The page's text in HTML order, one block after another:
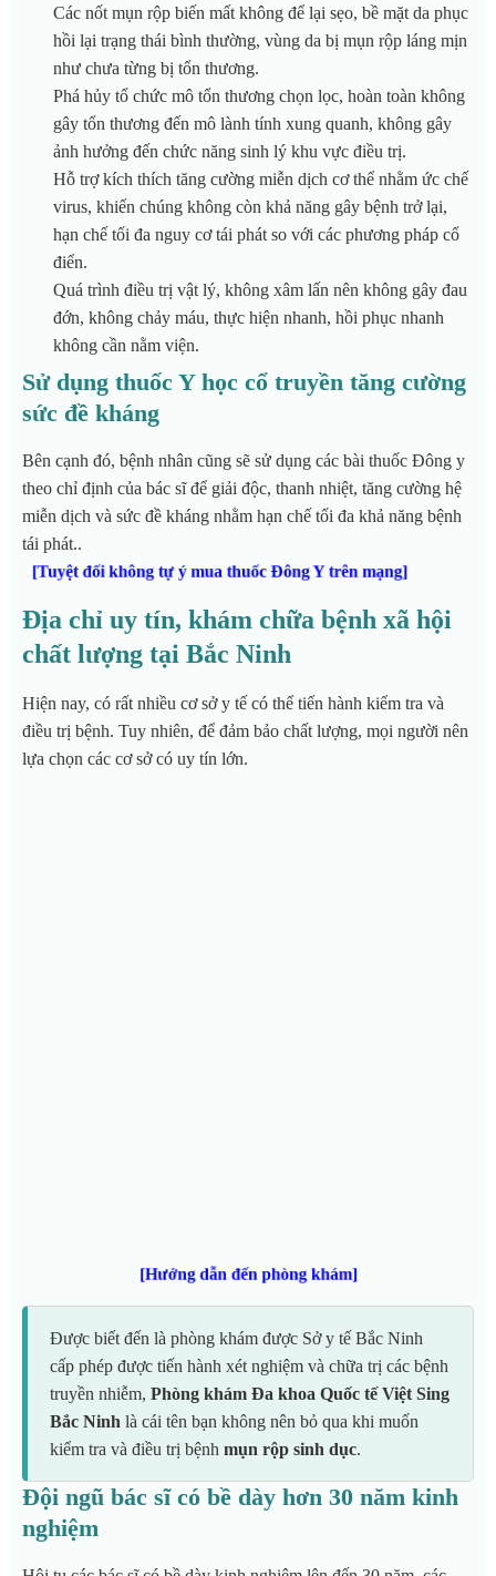
Các nốt mụn rộp biến mất không để lại sẹo, bề mặt da phục
hồi lại trạng thái bình thường, vùng da bị mụn rộp láng mịn
như chưa từng bị tổn thương.
Phá hủy tổ chức mô tổn thương chọn lọc, hoàn toàn không
gây tổn thương đến mô lành tính xung quanh, không gây
ảnh hưởng đến chức năng sinh lý khu vực điều trị.
Hỗ trợ kích thích tăng cường miễn dịch cơ thể nhằm ức chế
virus, khiến chúng không còn khả năng gây bệnh trở lại,
hạn chế tối đa nguy cơ tái phát so với các phương pháp cổ
điển.
Quá trình điều trị vật lý, không xâm lấn nên không gây đau
đớn, không chảy máu, thực hiện nhanh, hồi phục nhanh
không cần nằm viện.
Sử dụng thuốc Y học cổ truyền tăng cường
sức đề kháng
Bên cạnh đó, bệnh nhân cũng sẽ sử dụng các bài thuốc Đông y
theo chỉ định của bác sĩ để giải độc, thanh nhiệt, tăng cường hệ
miễn dịch và sức đề kháng nhằm hạn chế tối đa khả năng bệnh
tái phát..
[Tuyệt đối không tự ý mua thuốc Đông Y trên mạng]
Địa chỉ uy tín, khám chữa bệnh xã hội
chất lượng tại Bắc Ninh
Hiện nay, có rất nhiều cơ sở y tế có thể tiến hành kiểm tra và
điều trị bệnh. Tuy nhiên, để đảm bảo chất lượng, mọi người nên
lựa chọn các cơ sở có uy tín lớn.
[Hướng dẫn đến phòng khám]
Được biết đến là phòng khám được Sở y tế Bắc Ninh
cấp phép được tiến hành xét nghiệm và chữa trị các bệnh
truyền nhiễm, Phòng khám Đa khoa Quốc tế Việt Sing
Bắc Ninh là cái tên bạn không nên bỏ qua khi muốn
kiểm tra và điều trị bệnh mụn rộp sinh dục.
Đội ngũ bác sĩ có bề dày hơn 30 năm kinh
nghiệm